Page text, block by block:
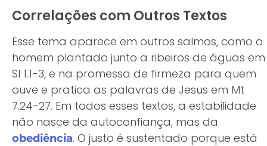
Correlações com Outros Textos
Esse tema aparece em outros salmos, como o
homem plantado junto a ribeiros de águas em
Sl 1.1-3, e na promessa de firmeza para quem
ouve e pratica as palavras de Jesus em Mt
7.24-27. Em todos esses textos, a estabilidade
não nasce da autoconfiança, mas da
obediência. O justo é sustentado porque está